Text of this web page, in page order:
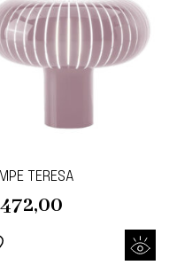
TERESA
472,00